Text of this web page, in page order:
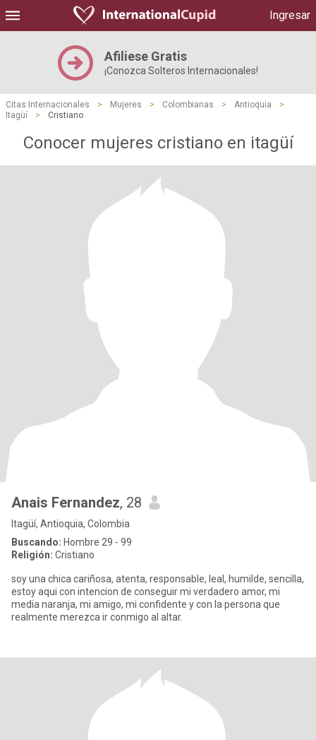
Ingresar
Afiliese Gratis
¡Conozca Solteros Internacionales!
Citas Internacionales > Mujeres > Colombianas > Antioquia
>
Itagüí
> Cristiano
Conocer mujeres cristiano en itagüí
Anais Fernandez, 28
Itagüí, Antioquia, Colombia
Buscando: Hombre 29 - 99
Religión: Cristiano
soy una chica cariñosa, atenta, responsable, leal, humilde, sencilla,
estoy aqui con intencion de conseguir mi verdadero amor, mi
media naranja, mi amigo, mi confidente y con la persona que
realmente merezca ir conmigo al altar.